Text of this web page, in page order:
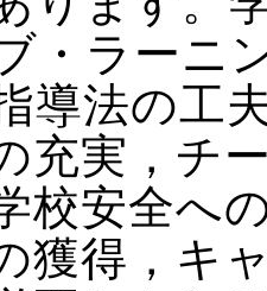
・ラーニ
導法の工
充実，チ
校安全へ
獲得，キ